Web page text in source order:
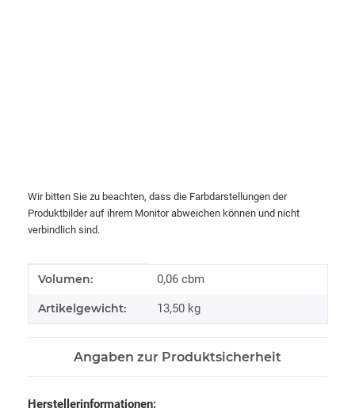
Wir bitten Sie zu beachten, dass die Farbdarstellungen der
Produktbilder auf ihrem Monitor abweichen können und nicht
verbindlich sind.
Produkteigenschaft
Wert
Volumen: 0,06 cbm
Artikelgewicht: 13,50 kg
Angaben zur Produktsicherheit
Herstellerinformationen: